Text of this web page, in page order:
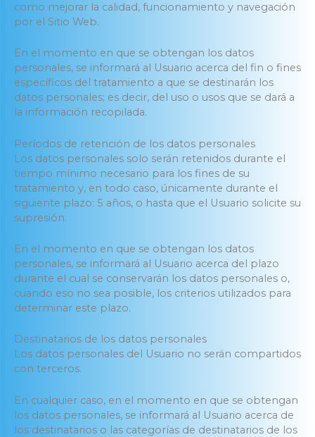
como mejorar la calidad, funcionamiento y navegación
por el Sitio Web.
En el momento en que se obtengan los datos
personales, se informará al Usuario acerca del fin o fines
específicos del tratamiento a que se destinarán los
datos personales; es decir, del uso o usos que se dará a
la información recopilada.
Períodos de retención de los datos personales
Los datos personales solo serán retenidos durante el
tiempo mínimo necesario para los fines de su
tratamiento y, en todo caso, únicamente durante el
siguiente plazo: 5 años, o hasta que el Usuario solicite su
supresión.
En el momento en que se obtengan los datos
personales, se informará al Usuario acerca del plazo
durante el cual se conservarán los datos personales o,
cuando eso no sea posible, los criterios utilizados para
determinar este plazo.
Destinatarios de los datos personales
Los datos personales del Usuario no serán compartidos
con terceros.
En cualquier caso, en el momento en que se obtengan
los datos personales, se informará al Usuario acerca de
los destinatarios o las categorías de destinatarios de los